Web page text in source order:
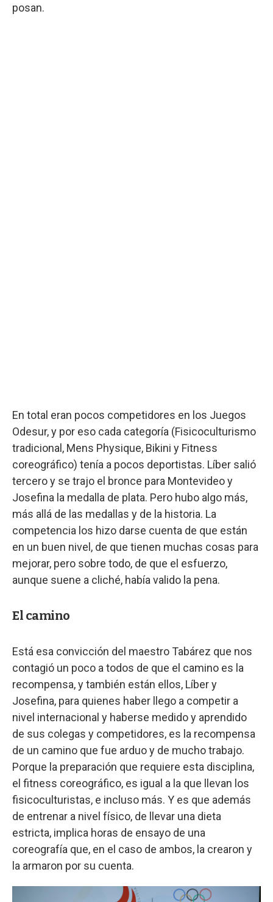
posan.
En total eran pocos competidores en los Juegos
Odesur, y por eso cada categoría (Fisicoculturismo
tradicional, Mens Physique, Bikini y Fitness
coreográfico) tenía a pocos deportistas. Líber salió
tercero y se trajo el bronce para Montevideo y
Josefina la medalla de plata. Pero hubo algo más,
más allá de las medallas y de la historia. La
competencia los hizo darse cuenta de que están
en un buen nivel, de que tienen muchas cosas para
mejorar, pero sobre todo, de que el esfuerzo,
aunque suene a cliché, había valido la pena.
El camino
Está esa convicción del maestro Tabárez que nos
contagió un poco a todos de que el camino es la
recompensa, y también están ellos, Líber y
Josefina, para quienes haber llego a competir a
nivel internacional y haberse medido y aprendido
de sus colegas y competidores, es la recompensa
de un camino que fue arduo y de mucho trabajo.
Porque la preparación que requiere esta disciplina,
el fitness coreográfico, es igual a la que llevan los
fisicoculturistas, e incluso más. Y es que además
de entrenar a nivel físico, de llevar una dieta
estricta, implica horas de ensayo de una
coreografía que, en el caso de ambos, la crearon y
la armaron por su cuenta.